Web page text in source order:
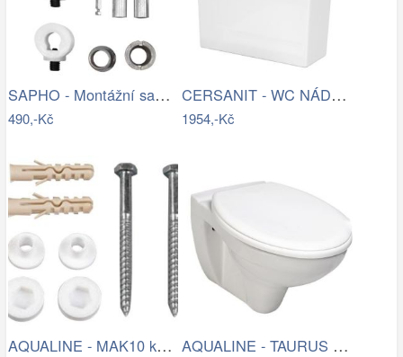
SAPHO - Montážní sada pro závěsné WC…
490,-Kč
CERSANIT - WC NÁDRŽKA CREA 010 3/5 BOX…
1954,-Kč
AQUALINE - MAK10 kotvící sada pro WC… AQUALINE - TAURUS závěsná WC mísa,…